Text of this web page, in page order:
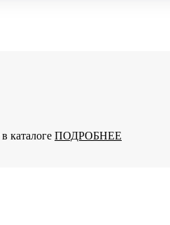
каталоге ПОДРОБНЕЕ